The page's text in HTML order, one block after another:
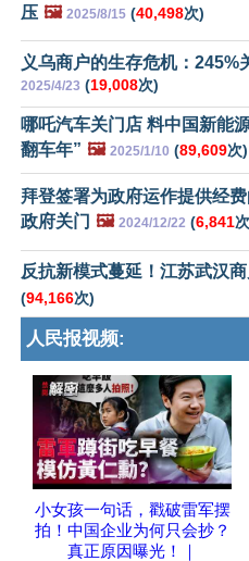
压 🖼️ 2025/8/15 (40,498次)
义乌商户的生存危机：245%
2025/4/23 (19,008次)
哪吒汽车关门店 料中国新能
翻车年” 🖼️ 2025/1/10 (89,609次)
拜登签署为政府运作提供经
政府关门 🖼️ 2024/12/22 (6,841
反抗新模式蔓延！江苏武汉
(94,166次)
人民报视频:
小女孩一句话，戳破雷军摆
拍！中国企业为何只会抄？
真正原因曝光！｜